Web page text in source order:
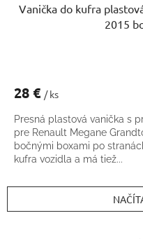
Vanička do kufra
2015
28 € / ks
Presná plastová vanička s
pre Renault Megane
bočnými boxami po
kufra vozidla a má tiež...